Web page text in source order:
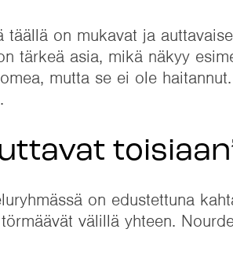
täällä on mukavat ja
tärkeä asia, mikä näkyy
mutta se ei ole
on edustettuna
välillä yhteen.